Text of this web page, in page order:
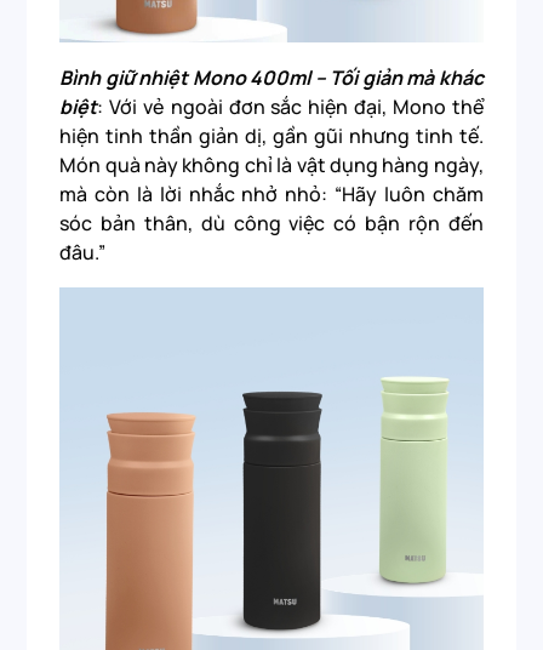
Bình giữ nhiệt Mono 400ml – Tối giản mà khác
biệt: Với vẻ ngoài đơn sắc hiện đại, Mono thể
hiện tinh thần giản dị, gần gũi nhưng tinh tế.
Món quà này không chỉ là vật dụng hàng ngày,
mà còn là lời nhắc nhở nhỏ: “Hãy luôn chăm
sóc bản thân, dù công việc có bận rộn đến
đâu.”